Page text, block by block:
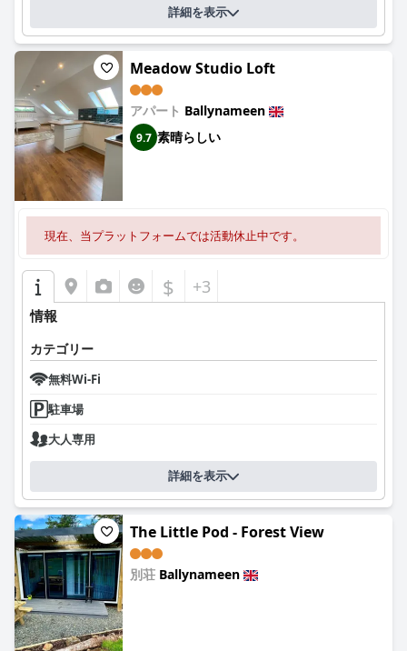
詳細を表示
Meadow Studio Loft
アパート Ballynameen
9.7 素晴らしい
現在、当プラットフォームでは活動休止中です。
$ +3
情報
カテゴリー
無料Wi-Fi
駐車場
大人専用
詳細を表示
The Little Pod - Forest View
別荘 Ballynameen